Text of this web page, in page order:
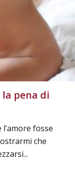
la pena di
fosse
che